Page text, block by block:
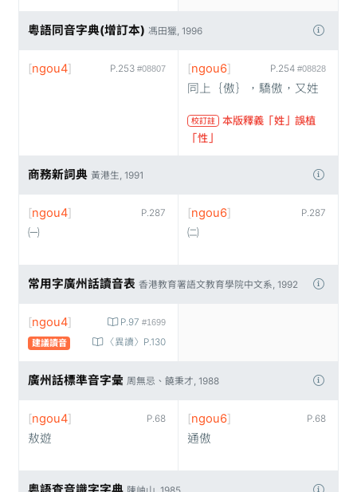
粵語同音字典(增訂本) 馮田獵, 1996
P.253 #08807
[ngou4] P.254 #08828
[ngou6]
同上｛傲｝，驕傲，又姓
校訂註
本版釋義「姓」誤植
「性」
商務新詞典 黃港生, 1991
P.287
[ngou4]
㈠
P.287
[ngou6]
㈡
常用字廣州話讀音表 香港教育署語文教育學院中文系, 1992
P.97 #1699
〈異讀〉P.130
[ngou4]
建議讀音
廣州話標準音字彙 周無忌、饒秉才, 1988
P.68
[ngou4]
敖遊
P.68
[ngou6]
通傲